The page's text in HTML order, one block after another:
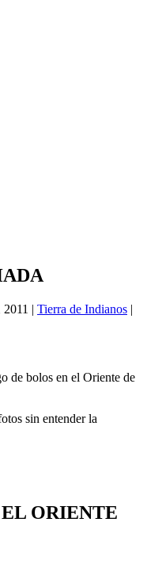
2011 | Tierra de Indianos |
de bolos en el Oriente de
sin entender la
ORIENTE